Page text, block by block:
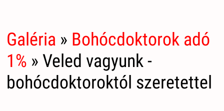
Galéria » Bohócdoktorok adó
1% » Veled vagyunk -
bohócdoktoroktól szeretettel